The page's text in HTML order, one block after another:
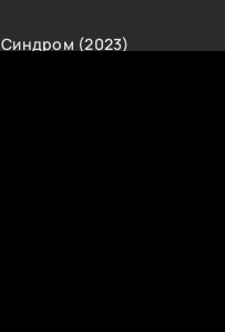
Синдром (2023)